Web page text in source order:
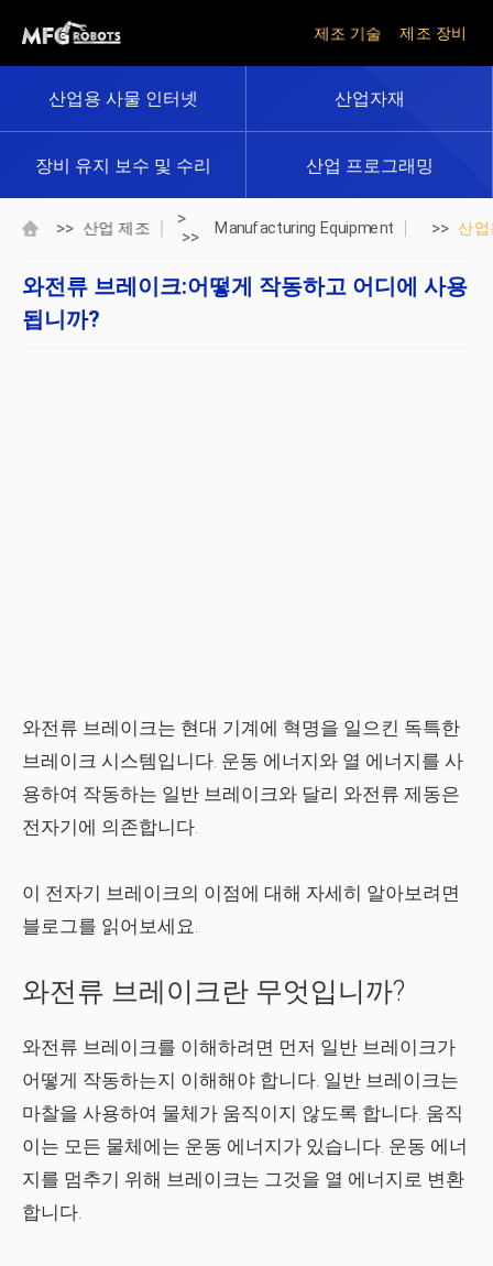
제조 기술 제조 장비
산업용 사물 인터넷 산업자재
장비 유지 보수 및 수리 산업 프로그래밍
>> 산업 제조
>
>>
Manufacturing Equipment >> 산업
와전류 브레이크:어떻게 작동하고 어디에 사용
됩니까?
와전류 브레이크는 현대 기계에 혁명을 일으킨 독특한
브레이크 시스템입니다. 운동 에너지와 열 에너지를 사
용하여 작동하는 일반 브레이크와 달리 와전류 제동은
전자기에 의존합니다.
이 전자기 브레이크의 이점에 대해 자세히 알아보려면
블로그를 읽어보세요.
와전류 브레이크란 무엇입니까?
와전류 브레이크를 이해하려면 먼저 일반 브레이크가
어떻게 작동하는지 이해해야 합니다. 일반 브레이크는
마찰을 사용하여 물체가 움직이지 않도록 합니다. 움직
이는 모든 물체에는 운동 에너지가 있습니다. 운동 에너
지를 멈추기 위해 브레이크는 그것을 열 에너지로 변환
합니다.